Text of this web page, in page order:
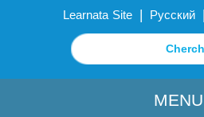
Learnata Site | Русский |
MENU